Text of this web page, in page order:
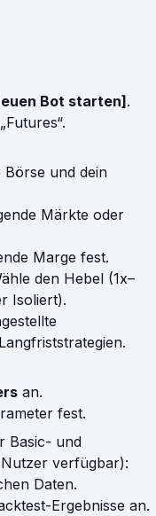
Bot starten].
Börse und dein
Märkte oder
Marge fest.
den Hebel (1x–
Isoliert).
an.
fest.
Basic- und
verfügbar):
Daten.
Ergebnisse an.